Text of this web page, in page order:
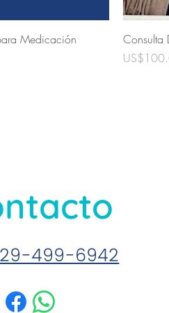
Medicación
Consulta
Precio
499-6942